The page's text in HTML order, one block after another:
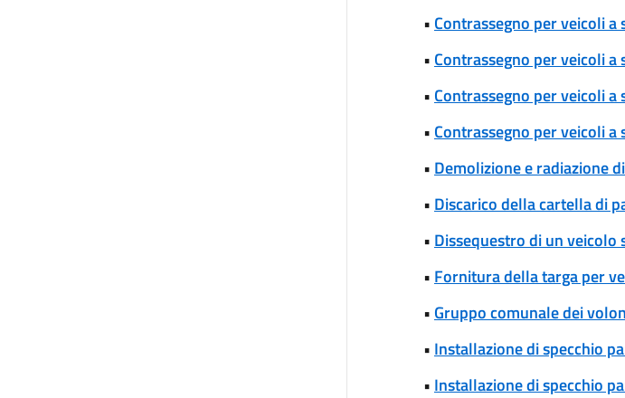
• Contrassegno per veicoli
• Contrassegno per veicoli
• Contrassegno per veicoli
• Contrassegno per veicoli
• Demolizione e radiazione
• Discarico della cartella di
• Dissequestro di un
• Fornitura della targa per
• Gruppo comunale dei
• Installazione di specchio
• Installazione di specchio